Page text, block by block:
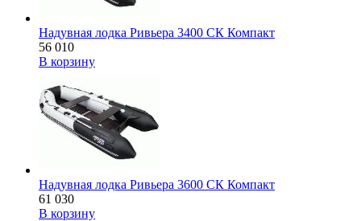
Надувная лодка Ривьера 3400 СК Компакт
56 010
В корзину
Надувная лодка Ривьера 3600 СК Компакт
61 030
В корзину